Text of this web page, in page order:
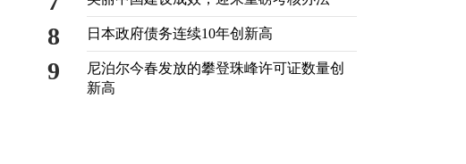
8 日本政府债务连续10年创新高
9
尼泊尔今春发放的攀登珠峰许可证数量创
新高